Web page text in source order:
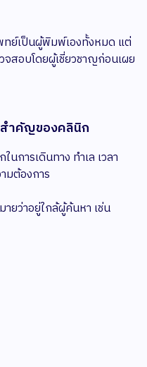
ทย์เป็นผู้พิมพ์เองทั้งหมด แต่
สอบโดยผู้เชี่ยวชาญก่อนเผย
สำคัญของคลินิก
การเดินทาง ทำเล เวลา
มต้องการ
ยว่าอยู่ใกล้ผู้ค้นหา เช่น